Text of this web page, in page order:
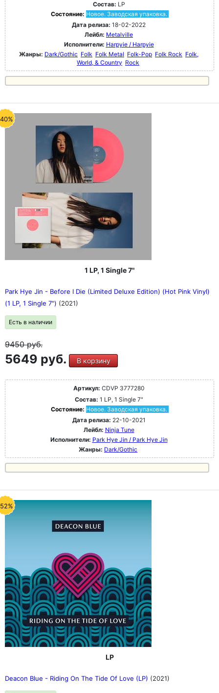
Состав: LP
Состояние: Новое. Заводская упаковка.
Дата релиза: 18-02-2022
Лейбл: Metalville
Исполнители: Harpyie / Harpyie
Жанры: Dark/Gothic Folk Folk Metal Folk-Pop Folk Rock Folk,
World, & Country Rock
1 LP, 1 Single 7"
Park Hye Jin - Before I Die (Limited Deluxe Edition) (Hot Pink Vinyl)
(1 LP, 1 Single 7") (2021)
Есть в наличии
9450руб.
5649 руб. В корзину
Артикул: CDVP 3777280
Состав: 1 LP, 1 Single 7"
Состояние: Новое. Заводская упаковка.
Дата релиза: 22-10-2021
Лейбл: Ninja Tune
Исполнители: Park Hye Jin / Park Hye Jin
Жанры: Dark/Gothic
LP
Deacon Blue - Riding On The Tide Of Love (LP) (2021)